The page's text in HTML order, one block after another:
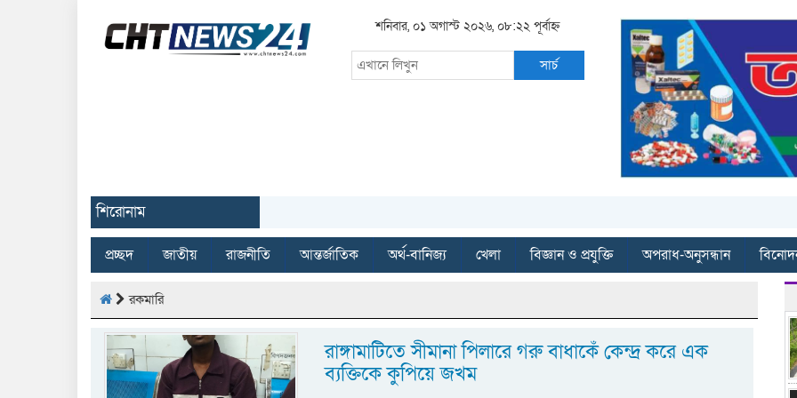
শনিবার, ০১ অগাস্ট ২০২৬, ০৮:২২ পূর্বাহ্ন
সার্চ
শিরোনাম
প্রচ্ছদ জাতীয় রাজনীতি আন্তর্জাতিক অর্থ-বানিজ্য খেলা বিজ্ঞান ও প্রযুক্তি অপরাধ-অনুসন্ধান
রকমারি
রাঙ্গামাটিতে সীমানা পিলারে গরু বাধাকেঁ কেন্দ্র করে এক
ব্যক্তিকে কুপিয়ে জখম